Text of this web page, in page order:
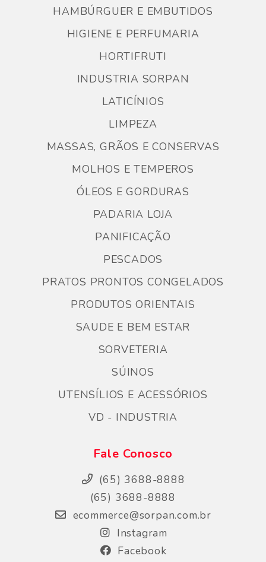
HAMBÚRGUER E EMBUTIDOS
HIGIENE E PERFUMARIA
HORTIFRUTI
INDUSTRIA SORPAN
LATICÍNIOS
LIMPEZA
MASSAS, GRÃOS E CONSERVAS
MOLHOS E TEMPEROS
ÓLEOS E GORDURAS
PADARIA LOJA
PANIFICAÇÃO
PESCADOS
PRATOS PRONTOS CONGELADOS
PRODUTOS ORIENTAIS
SAUDE E BEM ESTAR
SORVETERIA
SÚINOS
UTENSÍLIOS E ACESSÓRIOS
VD - INDUSTRIA
Fale Conosco
(65) 3688-8888
(65) 3688-8888
ecommerce@sorpan.com.br
Instagram
Facebook